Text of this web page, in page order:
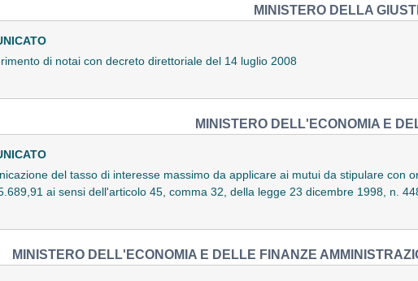
MINISTERO DELLA
di notai con decreto direttoriale del 14 luglio 2008
MINISTERO DELL'ECONOMIA E
del tasso di interesse massimo da applicare ai mutui da stipulare con
ai sensi dell'articolo 45, comma 32, della legge 23 dicembre 1998, n.
MINISTERO DELL'ECONOMIA E DELLE FINANZE